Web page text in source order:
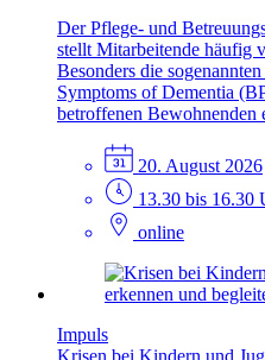
Der Pflege- und
stellt Mitarbeitende häufig
Besonders die
Symptoms of Dementia
betroffenen Bewohnenden
20. August 2026
13.30 bis 16.30
online
Impuls